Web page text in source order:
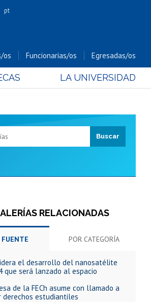
pt
os Funcionarias/os Egresadas/os
LA UNIVERSIDAD
RELACIONADAS
FUENTE POR CATEGORÍA
el desarrollo del nanosatélite
que será lanzado al espacio
de la FECh asume con llamado a
derechos estudiantiles